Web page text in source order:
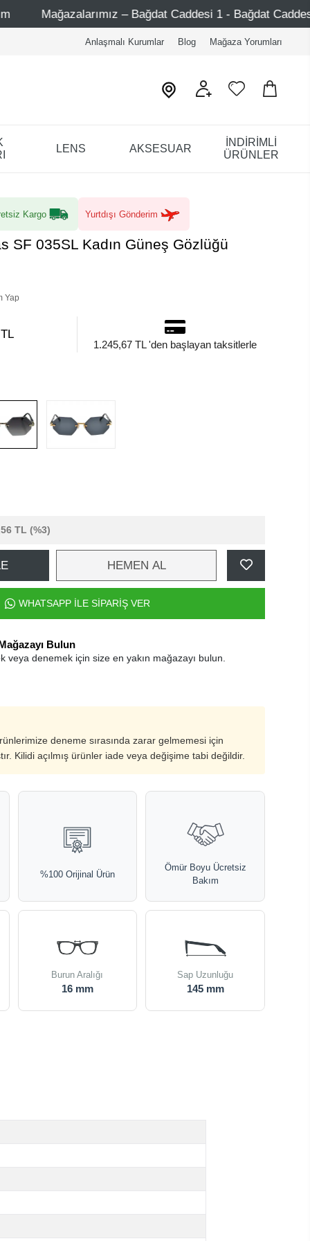
– Bağdat Caddesi 1 - Bağdat Caddesi 2 - Nişantaşı –
Anlaşmalı Kurumlar Blog Mağaza Yorumları
LENS AKSESUAR
İNDİRİMLİ
ÜRÜNLER
Kargo Yurtdışı Gönderim
SF 035SL Kadın Güneş Gözlüğü
Yap
1.245,67 TL 'den başlayan taksitlerle
TL (%3)
HEMEN AL
WHATSAPP İLE SİPARİŞ VER
Bulun
veya denemek için size en yakın mağazayı bulun.
deneme sırasında zarar gelmemesi için
Kilidi açılmış ürünler iade veya değişime tabi değildir.
%100 Orijinal Ürün
Ömür Boyu Ücretsiz
Bakım
Burun Aralığı
16 mm
Sap Uzunluğu
145 mm